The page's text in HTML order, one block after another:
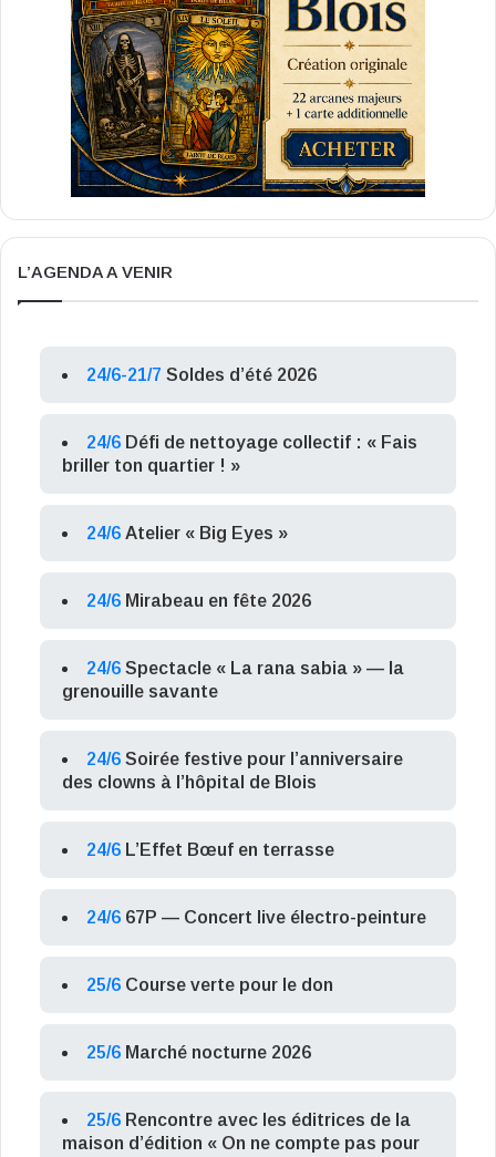
L’AGENDA A VENIR
24/6-21/7 Soldes d’été 2026
24/6 Défi de nettoyage collectif : « Fais
briller ton quartier ! »
24/6 Atelier « Big Eyes »
24/6 Mirabeau en fête 2026
24/6 Spectacle « La rana sabia » — la
grenouille savante
24/6 Soirée festive pour l’anniversaire
des clowns à l’hôpital de Blois
24/6 L’Effet Bœuf en terrasse
24/6 67P — Concert live électro-peinture
25/6 Course verte pour le don
25/6 Marché nocturne 2026
25/6 Rencontre avec les éditrices de la
maison d’édition « On ne compte pas pour